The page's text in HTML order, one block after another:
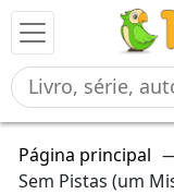
Página principal
Sem Pistas (um